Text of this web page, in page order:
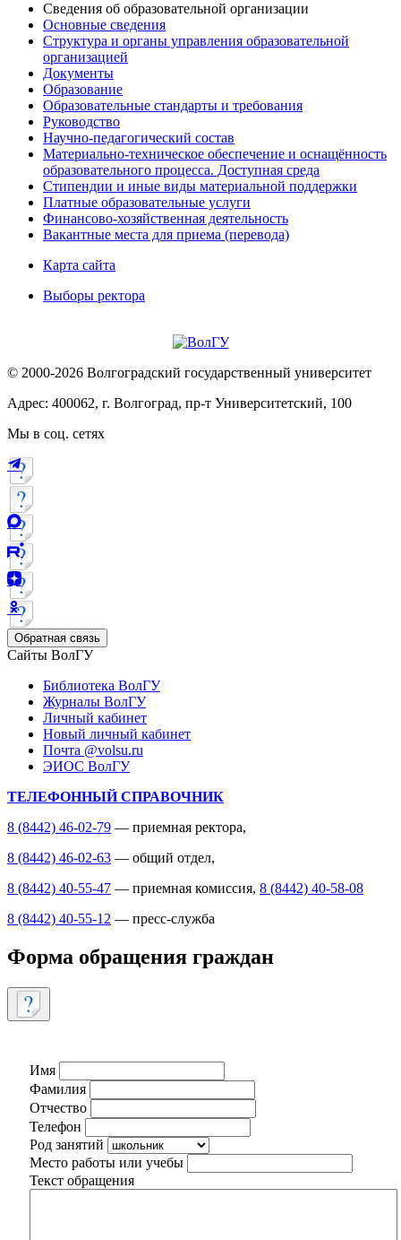
Сведения об образовательной организации
Основные сведения
Структура и органы управления образовательной
организацией
Документы
Образование
Образовательные стандарты и требования
Руководство
Научно-педагогический состав
Материально-техническое обеспечение и оснащённость
образовательного процесса. Доступная среда
Стипендии и иные виды материальной поддержки
Платные образовательные услуги
Финансово-хозяйственная деятельность
Вакантные места для приема (перевода)
Карта сайта
Выборы ректора
© 2000-2026 Волгоградский государственный университет
Адрес: 400062, г. Волгоград, пр-т Университетский, 100
Мы в соц. сетях
Обратная связь
Сайты ВолГУ
Библиотека ВолГУ
Журналы ВолГУ
Личный кабинет
Новый личный кабинет
Почта @volsu.ru
ЭИОС ВолГУ
ТЕЛЕФОННЫЙ СПРАВОЧНИК
8 (8442) 46-02-79 — приемная ректора,
8 (8442) 46-02-63 — общий отдел,
8 (8442) 40-55-47 — приемная комиссия, 8 (8442) 40-58-08
8 (8442) 40-55-12 — пресс-служба
Форма обращения граждан
Имя
Фамилия
Отчество
Телефон
Род занятий
Место работы или учебы
Текст обращения